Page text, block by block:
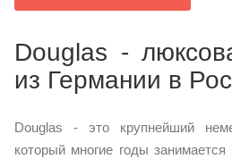
Douglas -
из Германии в
Douglas - это крупнейший
который многие годы